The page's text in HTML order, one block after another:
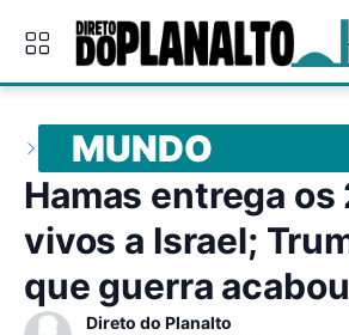
MUNDO
Hamas entrega
vivos a Israel;
que guerra acabou
Direto do Planalto